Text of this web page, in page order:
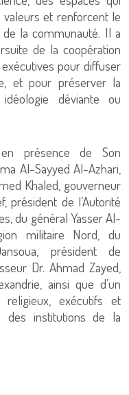
valeurs et renforcent le
de la communauté. Il a
de la coopération
pour diffuser
et pour préserver la
déviante ou
présence de Son
Al-Sayyed Al-Azhari,
Khaled, gouverneur
président de l’Autorité
du général Yasser Al-
militaire Nord, du
président de
Dr. Ahmad Zayed,
ainsi que d’un
exécutifs et
des institutions de la